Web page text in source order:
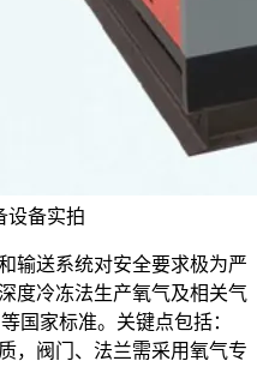
设备实拍
输送系统对安全要求极为严
度冷冻法生产氧气及相关气
国家标准。关键点包括：
，阀门、法兰需采用氧气专